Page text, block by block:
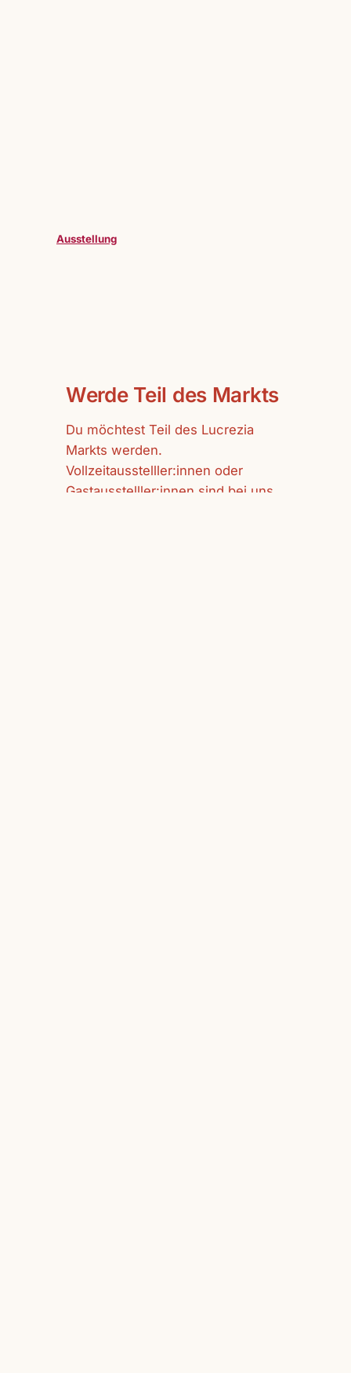
Ausstellung
Werde Teil des Markts
Du möchtest Teil des Lucrezia
Markts werden.
Vollzeitausstelller:innen oder
Gastausstelller:innen sind bei uns